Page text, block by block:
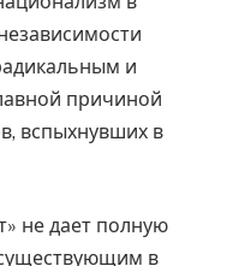
и
причиной
вспыхнувших в
не дает полную
в